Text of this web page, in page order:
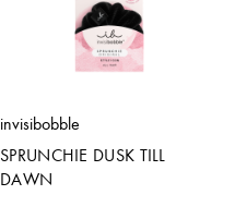
invisibobble
SPRUNCHIE DUSK TILL
DAWN